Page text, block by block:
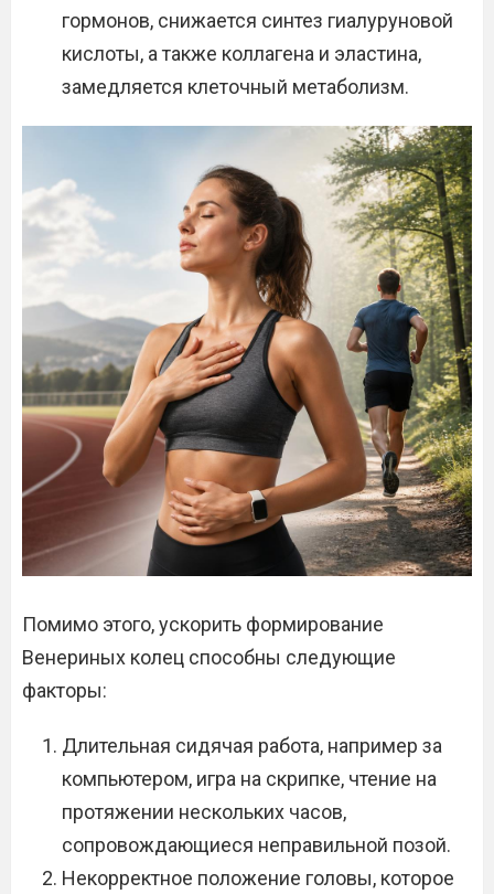
гормонов, снижается синтез гиалуруновой
кислоты, а также коллагена и эластина,
замедляется клеточный метаболизм.
Помимо этого, ускорить формирование
Венериных колец способны следующие
факторы:
Длительная сидячая работа, например за
компьютером, игра на скрипке, чтение на
протяжении нескольких часов,
сопровождающиеся неправильной позой.
Некорректное положение головы, которое